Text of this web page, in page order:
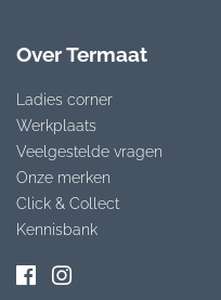
Over Termaat
Ladies corner
Werkplaats
Veelgestelde vragen
Onze merken
Click & Collect
Kennisbank